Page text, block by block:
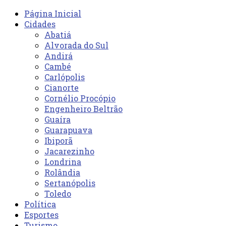
Página Inicial
Cidades
Abatiá
Alvorada do Sul
Andirá
Cambé
Carlópolis
Cianorte
Cornélio Procópio
Engenheiro Beltrão
Guaíra
Guarapuava
Ibiporã
Jacarezinho
Londrina
Rolândia
Sertanópolis
Toledo
Política
Esportes